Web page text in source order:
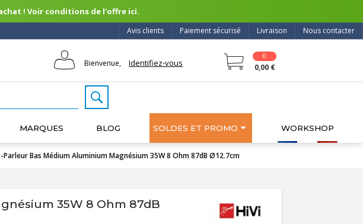
! Voir conditions de l'offre ici.
Nous contacter
Livraison
Paiement sécurisé
Avis clients
Bienvenue, Identifiez-vous
0
0,00 €
MARQUES BLOG SOLDES ET PROMO WORKSHOP
Parleur Bas Médium Aluminium Magnésium 35W 8 Ohm 87dB Ø12.7cm
35W 8 Ohm 87dB